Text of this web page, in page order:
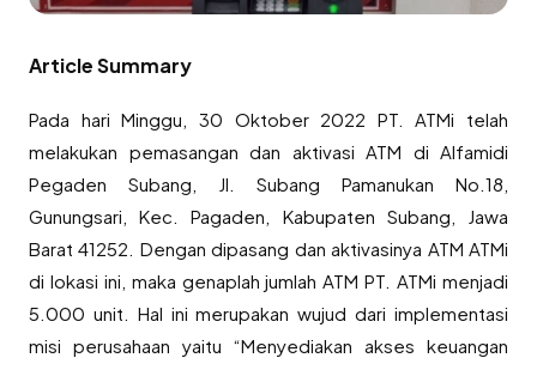
Article Summary
Pada hari Minggu, 30 Oktober 2022 PT. ATMi telah
melakukan pemasangan dan aktivasi ATM di Alfamidi
Pegaden Subang, Jl. Subang Pamanukan No.18,
Gunungsari, Kec. Pagaden, Kabupaten Subang, Jawa
Barat 41252. Dengan dipasang dan aktivasinya ATM ATMi
di lokasi ini, maka genaplah jumlah ATM PT. ATMi menjadi
5.000 unit. Hal ini merupakan wujud dari implementasi
misi perusahaan yaitu “Menyediakan akses keuangan